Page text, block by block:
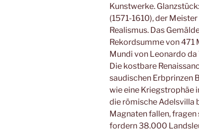
Kunstwerke.
(1571-1610), der
Realismus. Das
Rekordsumme von 471
Mundi von Leonardo da
Die kostbare
saudischen Erbprinzen
wie eine Kriegstrophäe
die römische Adelsvilla
Magnaten fallen,
fordern 38.000